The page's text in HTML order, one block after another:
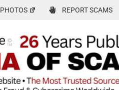
PHOTOS REPORT SCAMS